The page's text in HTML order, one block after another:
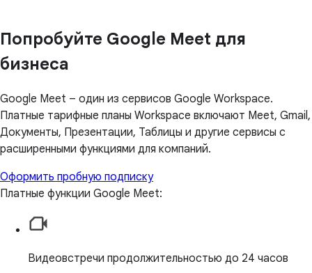
Попробуйте Google Meet для
бизнеса
Google Meet – один из сервисов Google Workspace.
Платные тарифные планы Workspace включают Meet, Gmail,
Документы, Презентации, Таблицы и другие сервисы с
расширенными функциями для компаний.
Оформить пробную подписку
Платные функции Google Meet:
Видеовстречи продолжительностью до 24 часов